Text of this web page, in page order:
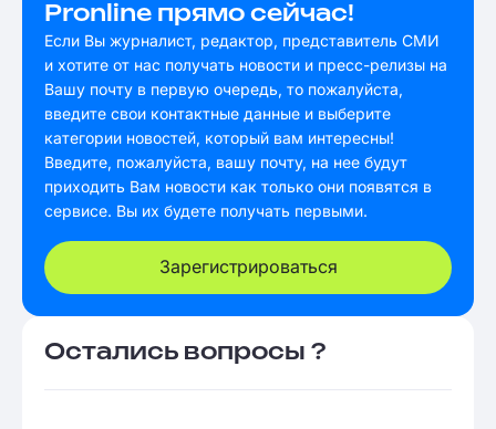
Pronline прямо сейчас!
Если Вы журналист, редактор, представитель СМИ
и хотите от нас получать новости и пресс-релизы на
Вашу почту в первую очередь, то пожалуйста,
введите свои контактные данные и выберите
категории новостей, который вам интересны!
Введите, пожалуйста, вашу почту, на нее будут
приходить Вам новости как только они появятся в
сервисе. Вы их будете получать первыми.
Зарегистрироваться
Остались вопросы ?